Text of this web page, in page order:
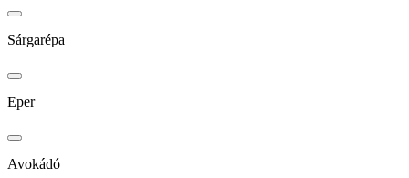
Sárgarépa
Eper
Avokádó